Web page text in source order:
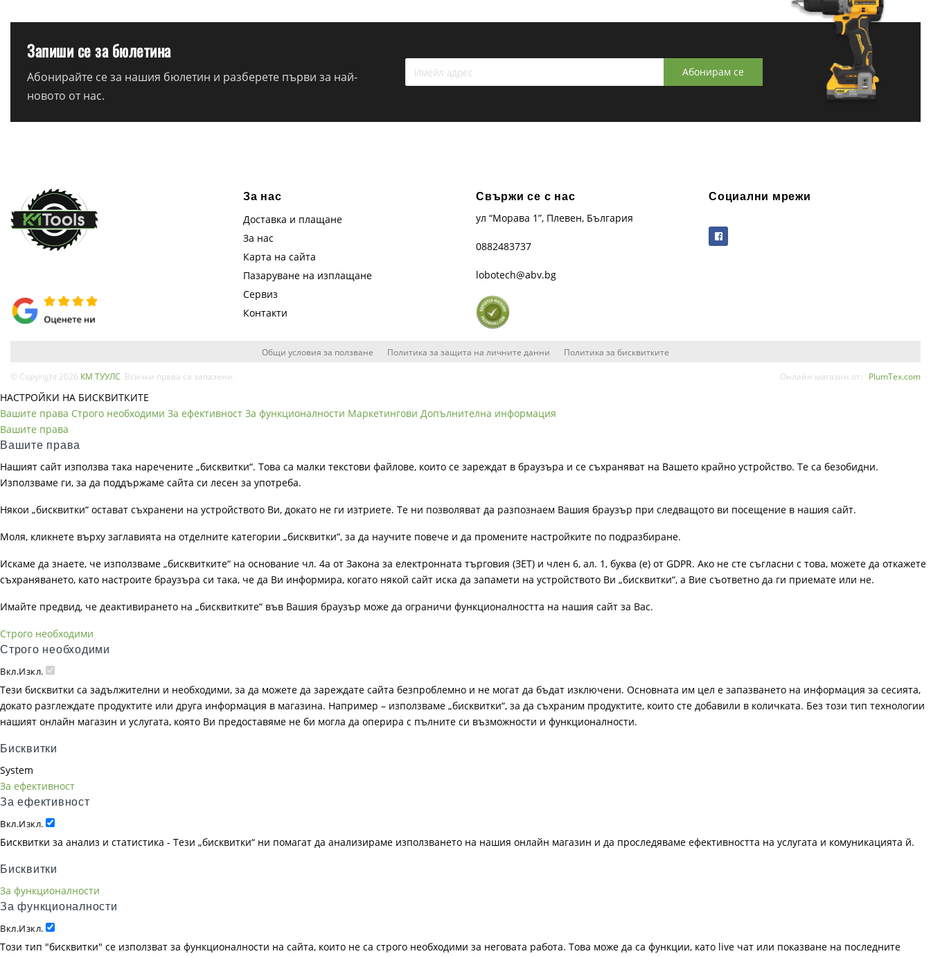
Запиши се за бюлетина
Абонирайте се за нашия бюлетин и разберете първи за най-
новото от нас.
Абонирам се
За нас
Доставка и плащане
За нас
Карта на сайта
Пазаруване на изплащане
Сервиз
Контакти
Свържи се с нас
ул “Морава 1”, Плевен, България
0882483737
lobotech@abv.bg
Социални мрежи
Общи условия за ползване Политика за защита на личните данни Политика за бисквитките
© Copyright 2026 КМ ТУУЛС . Всички права са запазени. Онлайн магазин от: PlumTex.com
НАСТРОЙКИ НА БИСКВИТКИТЕ
Вашите права Строго необходими За ефективност За функционалности Маркетингови Допълнителна информация
Вашите права
Вашите права
Нашият сайт използва така наречените „бисквитки“. Това са малки текстови файлове, които се зареждат в браузъра и се съхраняват на Вашето крайно устройство. Те са безобидни.
Използваме ги, за да поддържаме сайта си лесен за употреба.
Някои „бисквитки“ остават съхранени на устройството Ви, докато не ги изтриете. Те ни позволяват да разпознаем Вашия браузър при следващото ви посещение в нашия сайт.
Моля, кликнете върху заглавията на отделните категории „бисквитки“, за да научите повече и да промените настройките по подразбиране.
Искаме да знаете, че използваме „бисквитките“ на основание чл. 4а от Закона за електронната търговия (ЗЕТ) и член 6, ал. 1, буква (е) от GDPR. Ако не сте съгласни с това, можете да откажете
съхраняването, като настроите браузъра си така, че да Ви информира, когато някой сайт иска да запамети на устройството Ви „бисквитки“, а Вие съответно да ги приемате или не.
Имайте предвид, че деактивирането на „бисквитките“ във Вашия браузър може да ограничи функционалността на нашия сайт за Вас.
Строго необходими
Строго необходими
Вкл.Изкл.
Тези бисквитки са задължителни и необходими, за да можете да зареждате сайта безпроблемно и не могат да бъдат изключени. Основната им цел е запазването на информация за сесията,
докато разглеждате продуктите или друга информация в магазина. Например – използваме „бисквитки“, за да съхраним продуктите, които сте добавили в количката. Без този тип технологии
нашият онлайн магазин и услугата, която Ви предоставяме не би могла да оперира с пълните си възможности и функционалности.
Бисквитки
System
За ефективност
За ефективност
Вкл.Изкл.
Бисквитки за анализ и статистика - Тези „бисквитки“ ни помагат да анализираме използването на нашия онлайн магазин и да проследяваме ефективността на услугата и комуникацията й.
Бисквитки
За функционалности
За функционалности
Вкл.Изкл.
Този тип "бисквитки" се използват за функционалности на сайта, които не са строго необходими за неговата работа. Това може да са функции, като live чат или показване на последните